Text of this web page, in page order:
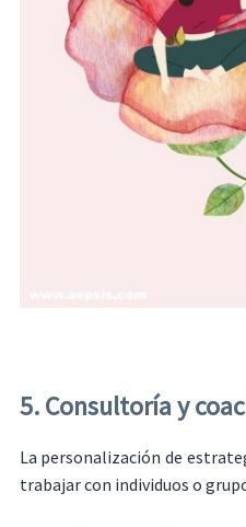
5. Consultoría y
La personalización de
trabajar con individuos o